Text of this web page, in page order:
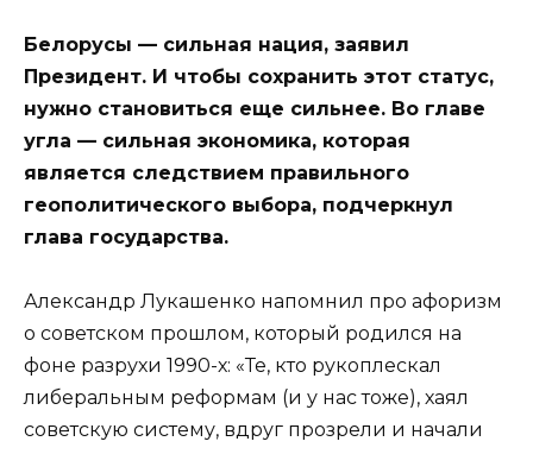
Белорусы — сильная нация, заявил
Президент. И чтобы сохранить этот статус,
нужно становиться еще сильнее. Во главе
угла — сильная экономика, которая
является следствием правильного
геополитического выбора, подчеркнул
глава государства.
Александр Лукашенко напомнил про афоризм
о советском прошлом, который родился на
фоне разрухи 1990-х: «Те, кто рукоплескал
либеральным реформам (и у нас тоже), хаял
советскую систему, вдруг прозрели и начали